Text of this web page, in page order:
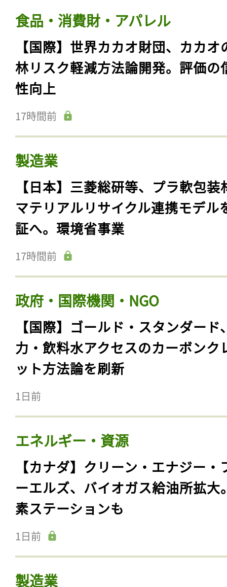
食品・消費財・アパレル
【国際】世界カカオ財団、カカオ
林リスク軽減方法論開発。評価の
性向上
17時間前
製造業
【日本】三菱総研等、プラ軟包装
マテリアルリサイクル連携モデル
証へ。環境省事業
17時間前
政府・国際機関・NGO
【国際】ゴールド・スタンダード
力・飲料水アクセスのカーボンク
ット方法論を刷新
1日前
エネルギー・資源
【カナダ】クリーン・エナジー・
ーエルズ、バイオガス給油所拡大
素ステーションも
1日前
製造業